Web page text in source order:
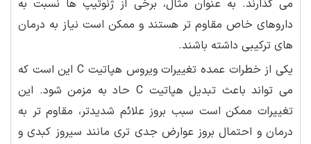
می گذارند. به عنوان مثال، برخی از ژنوتیپ ها نسبت به
داروهای خاص مقاوم تر هستند و ممکن است نیاز به درمان
های ترکیبی داشته باشند.
یکی از خطرات عمده تغییرات ویروس هپاتیت C این است که
می تواند باعث تبدیل هپاتیت C حاد به مزمن شود. این
تغییرات ممکن است سبب بروز علائم شدیدتر، مقاوم تر به
درمان و احتمال بروز عوارض جدی تری مانند سیروز کبدی و